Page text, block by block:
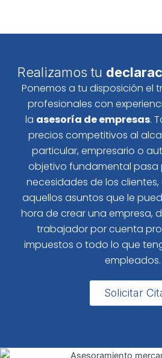
Realizamos tu
Ponemos a tu disposición el
profesionales con
la asesoría de empresas.
precios competitivos al
particular, empresario o
objetivo fundamental pasa
necesidades de los
aquellos asuntos que le
hora de crear una empresa,
trabajador por cuenta
impuestos o todo lo que
empleados.
Solicitar